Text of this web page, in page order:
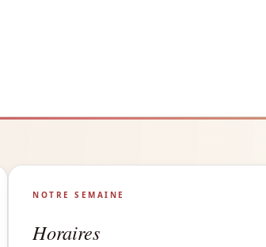
NOTRE SEMAINE
Horaires